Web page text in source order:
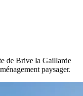
de Brive la Gaillarde
paysager.